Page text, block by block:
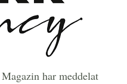
har meddelat